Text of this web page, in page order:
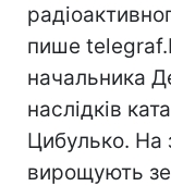
пише
начальника
наслідків
Цибулько. На
вирощують